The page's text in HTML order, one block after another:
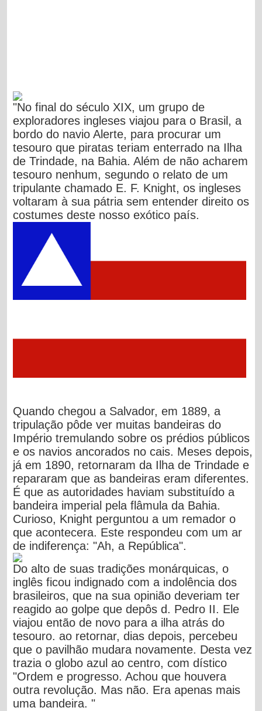
"No final do século XIX, um grupo de
exploradores ingleses viajou para o Brasil, a
bordo do navio Alerte, para procurar um
tesouro que piratas teriam enterrado na Ilha
de Trindade, na Bahia. Além de não acharem
tesouro nenhum, segundo o relato de um
tripulante chamado E. F. Knight, os ingleses
voltaram à sua pátria sem entender direito os
costumes deste nosso exótico país.
Quando chegou a Salvador, em 1889, a
tripulação pôde ver muitas bandeiras do
Império tremulando sobre os prédios públicos
e os navios ancorados no cais. Meses depois,
já em 1890, retornaram da Ilha de Trindade e
repararam que as bandeiras eram diferentes.
É que as autoridades haviam substituído a
bandeira imperial pela flâmula da Bahia.
Curioso, Knight perguntou a um remador o
que acontecera. Este respondeu com um ar
de indiferença: "Ah, a República".
Do alto de suas tradições monárquicas, o
inglês ficou indignado com a indolência dos
brasileiros, que na sua opinião deveriam ter
reagido ao golpe que depôs d. Pedro II. Ele
viajou então de novo para a ilha atrás do
tesouro. ao retornar, dias depois, percebeu
que o pavilhão mudara novamente. Desta vez
trazia o globo azul ao centro, com dístico
"Ordem e progresso. Achou que houvera
outra revolução. Mas não. Era apenas mais
uma bandeira. "